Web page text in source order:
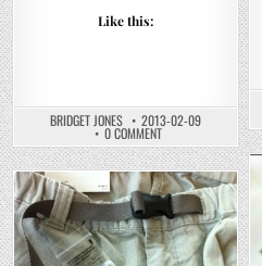
สบาย
Like this:
BRIDGET JONES 2013-02-09
0 COMMENTON
UNIQLO
–
WOMEN
PREMIUM
COTTON
TURTLE
NECK
LONG
SLEEVE
–
Posted
in